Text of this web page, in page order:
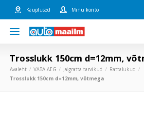
Kauplused Minu konto
Trosslukk 150cm d=12mm,
Avaleht VABA AEG Jalgratta tarvikud
Rattalukud
Trosslukk 150cm d=12mm, võtmega